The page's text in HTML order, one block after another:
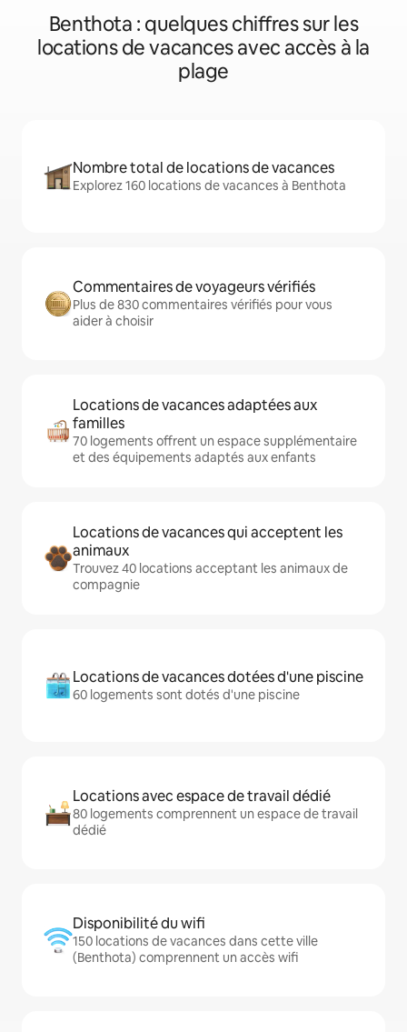
Benthota : quelques chiffres sur les
locations de vacances avec accès à la
plage
Nombre total de locations de vacances
Explorez 160 locations de vacances à Benthota
Commentaires de voyageurs vérifiés
Plus de 830 commentaires vérifiés pour vous
aider à choisir
Locations de vacances adaptées aux
familles
70 logements offrent un espace supplémentaire
et des équipements adaptés aux enfants
Locations de vacances qui acceptent les
animaux
Trouvez 40 locations acceptant les animaux de
compagnie
Locations de vacances dotées d'une piscine
60 logements sont dotés d'une piscine
Locations avec espace de travail dédié
80 logements comprennent un espace de travail
dédié
Disponibilité du wifi
150 locations de vacances dans cette ville
(Benthota) comprennent un accès wifi